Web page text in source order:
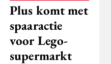
Plus komt met
spaaractie
voor Lego-
supermarkt